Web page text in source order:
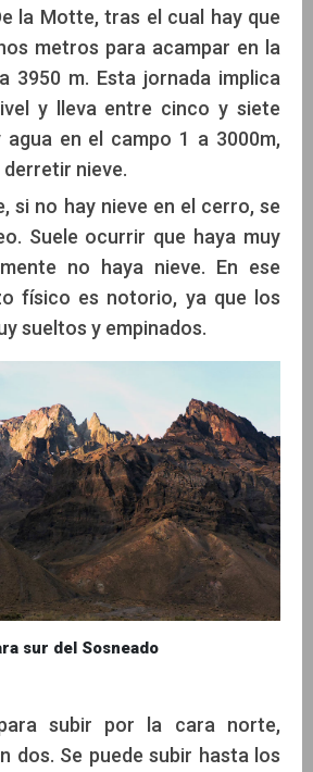
la Motte, tras el cual hay que
metros para acampar en la
3950 m. Esta jornada implica
y lleva entre cinco y siete
agua en el campo 1 a 3000m,
derretir nieve.
si no hay nieve en el cerro, se
Suele ocurrir que haya muy
no haya nieve. En ese
físico es notorio, ya que los
sueltos y empinados.
sur del Sosneado
subir por la cara norte,
dos. Se puede subir hasta los